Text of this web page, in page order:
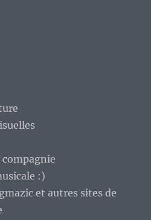
:)
et autres sites de